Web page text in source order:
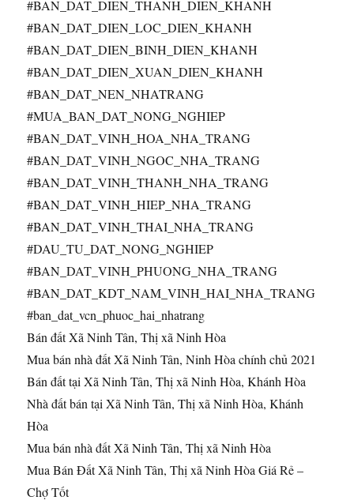
#BAN_DAT_DIEN_THANH_DIEN_KHANH
#BAN_DAT_DIEN_LOC_DIEN_KHANH
#BAN_DAT_DIEN_BINH_DIEN_KHANH
#BAN_DAT_DIEN_XUAN_DIEN_KHANH
#BAN_DAT_NEN_NHATRANG
#MUA_BAN_DAT_NONG_NGHIEP
#BAN_DAT_VINH_HOA_NHA_TRANG
#BAN_DAT_VINH_NGOC_NHA_TRANG
#BAN_DAT_VINH_THANH_NHA_TRANG
#BAN_DAT_VINH_HIEP_NHA_TRANG
#BAN_DAT_VINH_THAI_NHA_TRANG
#DAU_TU_DAT_NONG_NGHIEP
#BAN_DAT_VINH_PHUONG_NHA_TRANG
#BAN_DAT_KDT_NAM_VINH_HAI_NHA_TRANG
#ban_dat_vcn_phuoc_hai_nhatrang
Bán đất Xã Ninh Tân, Thị xã Ninh Hòa
Mua bán nhà đất Xã Ninh Tân, Ninh Hòa chính chủ 2021
Bán đất tại Xã Ninh Tân, Thị xã Ninh Hòa, Khánh Hòa
Nhà đất bán tại Xã Ninh Tân, Thị xã Ninh Hòa, Khánh
Hòa
Mua bán nhà đất Xã Ninh Tân, Thị xã Ninh Hòa
Mua Bán Đất Xã Ninh Tân, Thị xã Ninh Hòa Giá Rẻ –
Chợ Tốt